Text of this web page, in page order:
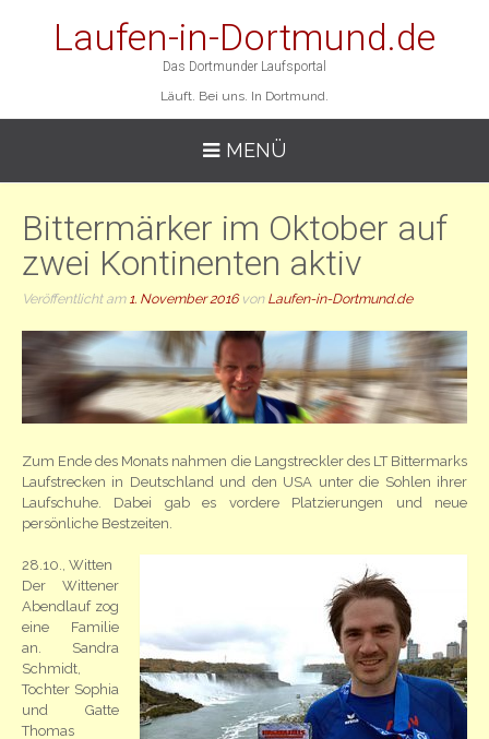
Laufen-in-Dortmund.de
Das Dortmunder Laufsportal
Läuft. Bei uns. In Dortmund.
MENÜ
Bittermärker im Oktober auf
zwei Kontinenten aktiv
Veröffentlicht am 1. November 2016von Laufen-in-Dortmund.de
Zum Ende des Monats nahmen die Langstreckler des LT Bittermarks
Laufstrecken in Deutschland und den USA unter die Sohlen ihrer
Laufschuhe. Dabei gab es vordere Platzierungen und neue
persönliche Bestzeiten.
28.10., Witten
Der Wittener
Abendlauf zog
eine Familie
an. Sandra
Schmidt,
Tochter Sophia
und Gatte
Thomas